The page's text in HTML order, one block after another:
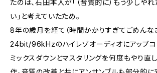
たのは、石田本人が「（音質的に）もう少しや
い」と考えていたため。
8年の歳月を経て（時間かかりすぎてごめんな
24bit/96kHzのハイレゾオーディオにアップコ
ミックスダウンとマスタリングを何度もやり直